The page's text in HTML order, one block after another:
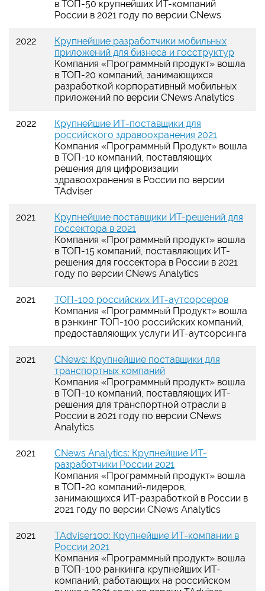
в ТОП-50 крупнейших ИТ-компаний
России в 2021 году по версии CNews
2022
Крупнейшие разработчики мобильных
приложений для бизнеса и госструктур
Компания «Программный продукт» вошла
в ТОП-20 компаний, занимающихся
разработкой корпоративный мобильных
приложений по версии CNews Analytics
2022
Крупнейшие ИТ-поставщики для
российского здравоохранения 2021
Компания «Программный Продукт» вошла
в ТОП-10 компаний, поставляющих
решения для цифровизации
здравоохранения в России по версии
TAdviser
2021
Крупнейшие поставщики ИТ-решений для
госсектора в 2021
Компания «Программный продукт» вошла
в ТОП-15 компаний, поставляющих ИТ-
решения для госсектора в России в 2021
году по версии CNews Analytics
2021
ТОП-100 российских ИТ-аутсорсеров
Компания «Программный Продукт» вошла
в рэнкинг ТОП-100 российских компаний,
предоставляющих услуги ИТ-аутсорсинга
2021
CNews: Крупнейшие поставщики для
транспортных компаний
Компания «Программный продукт» вошла
в ТОП-10 компаний, поставляющих ИТ-
решения для транспортной отрасли в
России в 2021 году по версии CNews
Analytics
2021
CNews Analytics: Крупнейшие ИТ-
разработчики России 2021
Компания «Программный продукт» вошла
в ТОП-20 компаний-лидеров,
занимающихся ИТ-разработкой в России в
2021 году по версии CNews Analytics
2021
TAdviser100: Крупнейшие ИТ-компании в
России 2021
Компания «Программный продукт» вошла
в ТОП-100 ранкинга крупнейших ИТ-
компаний, работающих на российском